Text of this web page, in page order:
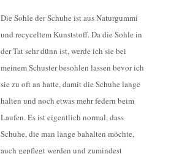
Die Sohle der Schuhe ist aus Naturgummi
und recyceltem Kunststoff. Da die Sohle in
der Tat sehr dünn ist, werde ich sie bei
meinem Schuster besohlen lassen bevor ich
sie zu oft an hatte, damit die Schuhe lange
halten und noch etwas mehr federn beim
Laufen. Es ist eigentlich normal, dass
Schuhe, die man lange bahalten möchte,
auch gepflegt werden und zumindest